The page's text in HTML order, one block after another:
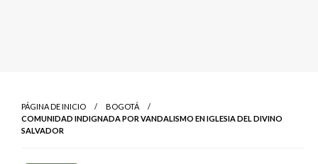
PÁGINA DE INICIO
BOGOTÁ
COMUNIDAD INDIGNADA POR VANDALISMO EN IGLESIA DEL DIVINO
SALVADOR